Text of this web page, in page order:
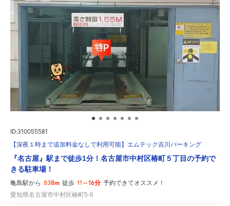
ID:310055581
【深夜１時まで追加料金なしで利用可能】エムテック吉川パーキング
『名古屋』駅まで徒歩1分！名古屋市中村区椿町５丁目の予約で
きる駐車場！
亀島駅から 838m 徒歩 11～16分 予約できてオススメ！
愛知県名古屋市中村区椿町5-6